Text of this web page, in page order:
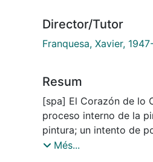
Director/Tutor
Franquesa, Xavier,
Resum
[spa] El Corazón de lo
proceso interno de la
pintura; un intento de
innombrable que
Més...